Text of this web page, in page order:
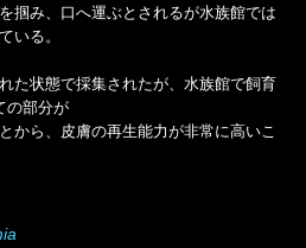
掴み、口へ運ぶとされるが水族館では
いる。
た状態で採集されたが、水族館で飼育
の部分が
から、皮膚の再生能力が非常に高いこ